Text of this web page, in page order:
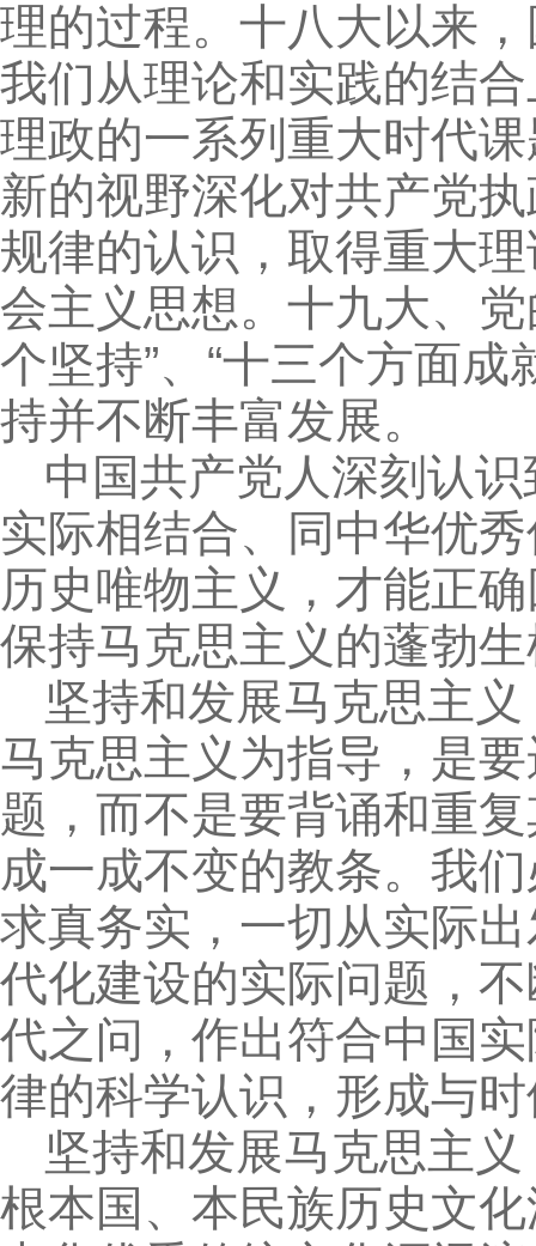
理的过程。十八大以来
我们从理论和实践的结
理政的一系列重大时代
新的视野深化对共产党
规律的认识，取得重大
会主义思想。十九大、
个坚持”、“十三个方面
持并不断丰富发展。
中国共产党人深刻认
实际相结合、同中华优
历史唯物主义，才能正
保持马克思主义的蓬勃
坚持和发展马克思主
马克思主义为指导，是
题，而不是要背诵和重
成一成不变的教条。我
求真务实，一切从实际
代化建设的实际问题，
代之问，作出符合中国
律的科学认识，形成与
坚持和发展马克思主
根本国、本民族历史文